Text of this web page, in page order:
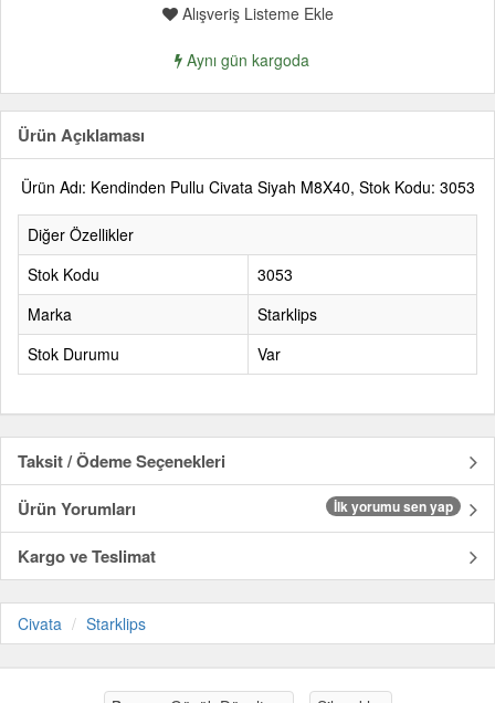
Alışveriş Listeme Ekle
Aynı gün kargoda
Ürün Açıklaması
Ürün Adı: Kendinden Pullu Civata Siyah M8X40, Stok Kodu: 3053
Diğer Özellikler
Stok Kodu
3053
Marka
Starklips
Stok Durumu
Var
Taksit / Ödeme Seçenekleri
Ürün Yorumları
İlk yorumu sen yap
Kargo ve Teslimat
Civata Starklips